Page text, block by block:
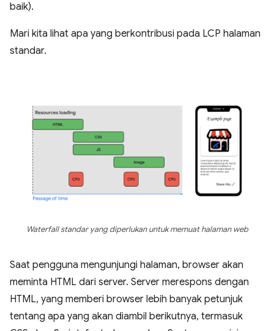
baik).
Mari kita lihat apa yang berkontribusi pada LCP halaman
standar.
Waterfall standar yang diperlukan untuk memuat halaman web
Saat pengguna mengunjungi halaman, browser akan
meminta HTML dari server. Server merespons dengan
HTML, yang memberi browser lebih banyak petunjuk
tentang apa yang akan diambil berikutnya, termasuk